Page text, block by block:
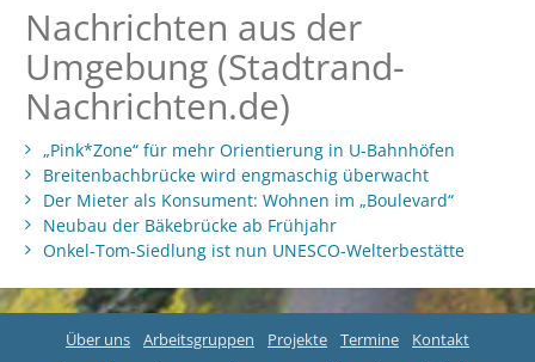
Nachrichten aus der
Umgebung (Stadtrand-
Nachrichten.de)
„Pink*Zone“ für mehr Orientierung in U-Bahnhöfen
Breitenbachbrücke wird engmaschig überwacht
Der Mieter als Konsument: Wohnen im „Boulevard“
Neubau der Bäkebrücke ab Frühjahr
Onkel-Tom-Siedlung ist nun UNESCO-Welterbestätte
Über uns Arbeitsgruppen Projekte Termine
Kontakt